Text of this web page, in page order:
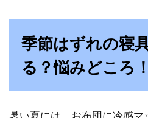
季節はずれの寝
る？悩みどころ！
暑い夏には、お布団に冷感マ